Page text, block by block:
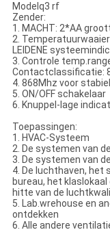
Modelq3 rf
Zender:
1. MACHT: 2*AA
2.
LEIDENE
3. Controle
Contactclassificatie:
4. 868Mhz voor
5. ON/OFF schakelaar
6. Knuppel-lage
Toepassingen:
1. HVAC-Systeem
2. De systemen van
3. De systemen van
4. De luchthaven, het
bureau, het
hitte van de
5. Lab.wrehouse en
ontdekken
6. Alle andere